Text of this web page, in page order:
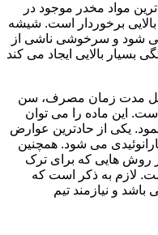
مواد مخدر موجود در
برخوردار است. شیشه
می شود و سرخوشی ناشی از
بسیار بالایی ایجاد می کند
مدت زمان مصرف، سن
این ماده را می توان
یکی از حادترین عوارض
می شود. همچنین
روش هایی که برای ترک
لازم به ذکر است که
و نیازمند تیم